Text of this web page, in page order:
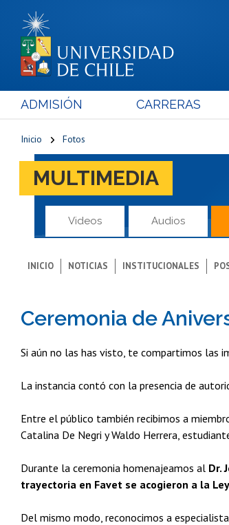
ADMISIÓN CARRERAS
Inicio Fotos
MULTIMEDIA
Videos Audios
INICIO NOTICIAS INSTITUCIONALES
Ceremonia de
Si aún no las has visto, te compartimos las
La instancia contó con la presencia de
Entre el público también recibimos a
Catalina De Negri y Waldo Herrera,
Durante la ceremonia homenajeamos al Dr.
trayectoria en Favet se acogieron a la
Del mismo modo, reconocimos a